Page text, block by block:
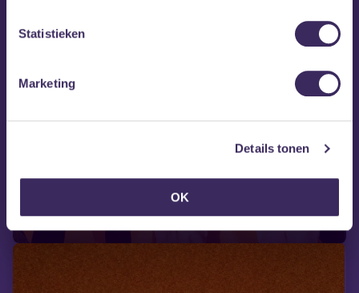
Statistieken
Marketing
Details tonen
OK